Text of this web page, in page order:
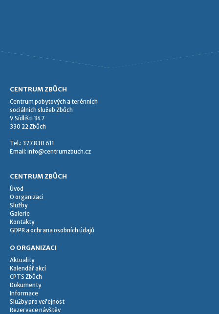
CENTRUM ZBŮCH
Centrum pobytových a terénních
sociálních služeb Zbůch
V Sídlišti 347
330 22 Zbůch
Tel.: 377 830 611
Email: info@centrumzbuch.cz
CENTRUM ZBŮCH
Úvod
O organizaci
Služby
Galerie
Kontakty
GDPR a ochrana osobních údajů
O ORGANIZACI
Aktuality
Kalendář akcí
CPTS Zbůch
Dokumenty
Informace
Služby pro veřejnost
Rezervace návštěv